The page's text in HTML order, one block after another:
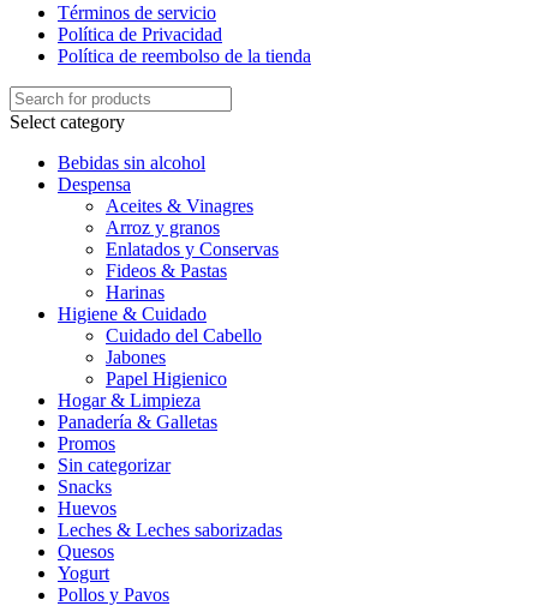
Términos de servicio
Política de Privacidad
Política de reembolso de la tienda
Select category
Bebidas sin alcohol
Despensa
Aceites & Vinagres
Arroz y granos
Enlatados y Conservas
Fideos & Pastas
Harinas
Higiene & Cuidado
Cuidado del Cabello
Jabones
Papel Higienico
Hogar & Limpieza
Panadería & Galletas
Promos
Sin categorizar
Snacks
Huevos
Leches & Leches saborizadas
Quesos
Yogurt
Pollos y Pavos